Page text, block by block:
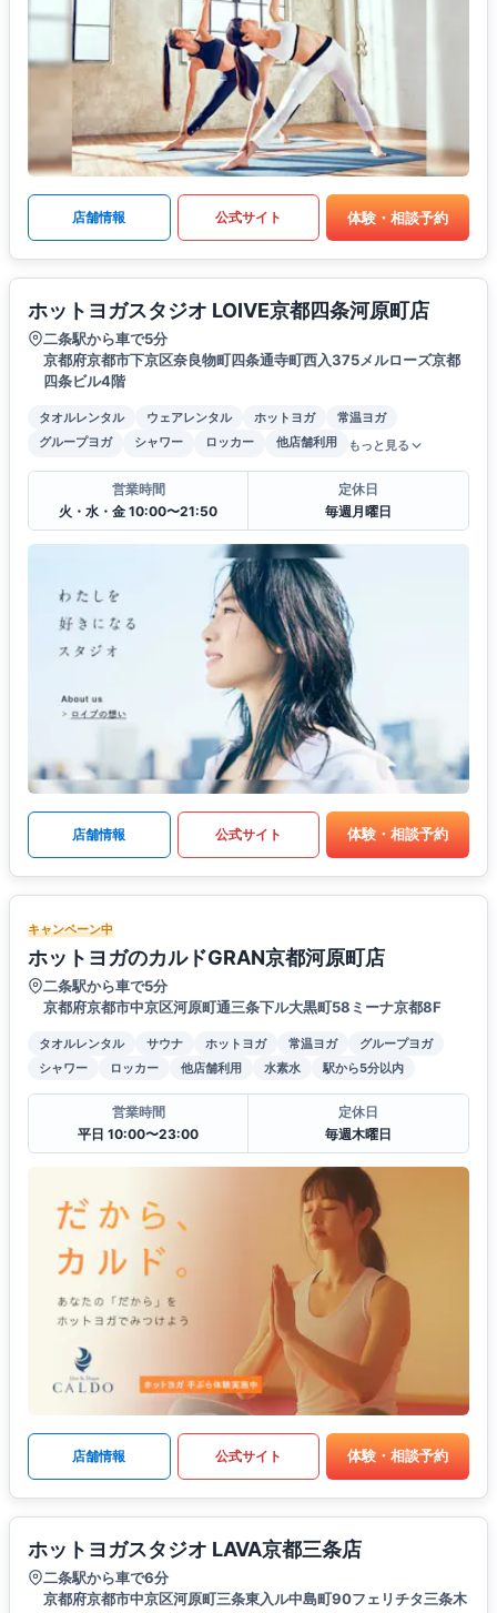
店舗情報 公式サイト 体験・相談予約
ホットヨガスタジオ LOIVE京都四条河原町店
二条駅から車で5分
京都府京都市下京区奈良物町四条通寺町西入375メルローズ京都
四条ビル4階
タオルレンタル ウェアレンタル ホットヨガ
常温ヨガ
グループヨガ
シャワー ロッカー 他店舗利用 もっと見る
営業時間
火・水・金 10:00〜21:50
定休日
毎週月曜日
店舗情報 公式サイト 体験・相談予約
キャンペーン中
ホットヨガのカルドGRAN京都河原町店
二条駅から車で5分
京都府京都市中京区河原町通三条下ル大黒町58ミーナ京都8F
タオルレンタル サウナ ホットヨガ 常温ヨガ
グループヨガ
シャワー
ロッカー 他店舗利用 水素水 駅から5分以内
営業時間
平日 10:00〜23:00
定休日
毎週木曜日
店舗情報 公式サイト 体験・相談予約
ホットヨガスタジオ LAVA京都三条店
二条駅から車で6分
京都府京都市中京区河原町三条東入ル中島町90フェリチタ三条木